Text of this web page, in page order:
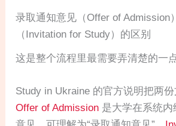
录取通知意见（Offer of Admission
（Invitation for Study）的区别
这是整个流程里最需要弄清楚的一点
Study in Ukraine 的官方说明把两份
Offer of Admission 是大学在系统